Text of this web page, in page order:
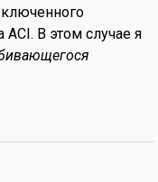
В этом случае я